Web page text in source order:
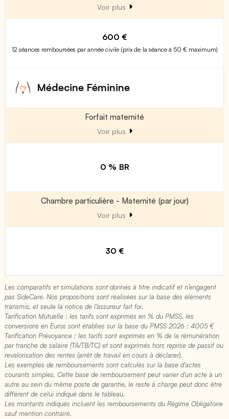
Voir plus
600 €
12 séances remboursées par année civile (prix de la séance à 50 € maximum)
Médecine Féminine
Forfait maternité
Voir plus
0 % BR
Chambre particulière - Maternité (par jour)
Voir plus
30 €
Les comparatifs et simulations sont donnés à titre indicatif et n’engagent
pas SideCare. Nos propositions sont réalisées sur la base des éléments
transmis, et seule la notice de l’assureur fait foi.
Tarification Mutuelle : les tarifs sont exprimés en % du PMSS, les
conversions en Euros sont établies sur la base du PMSS 2026 : 4005 €​
Tarification Prévoyance : les tarifs sont exprimés en % de la rémunération
par tranche de salaire (TA/TB/TC) et sont exprimés hors reprise de passif ou
revalorisation des rentes (arrêt de travail en cours à déclarer).
Les exemples de remboursements sont calculés sur la base d'actes
courants simples. Cette base de remboursement peut varier d'un acte à un
autre au sein du même poste de garantie, le reste à charge peut donc être
différent de celui indiqué dans le tableau.
Les montants indiqués incluent les remboursements du Régime Obligatoire
sauf mention contraire.